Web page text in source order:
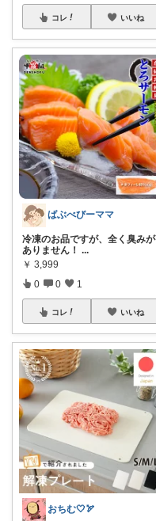
コレ いいね
ばぶべびーママ
冷凍のお品ですが、全く臭みが
ありません！ ...
￥ 3,999
0 0 1
コレ いいね
おちむ🤍🏹